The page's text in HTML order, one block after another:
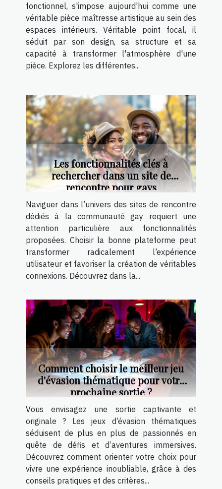
fonctionnel, s'impose aujourd'hui comme une
véritable pièce maîtresse artistique au sein des
espaces intérieurs. Véritable point focal, il
séduit par son design, sa structure et sa
capacité à transformer l'atmosphère d'une
pièce. Explorez les différentes...
Les fonctionnalités clés à
rechercher dans un site de
rencontre pour gays
Naviguer dans l’univers des sites de rencontre
dédiés à la communauté gay requiert une
attention particulière aux fonctionnalités
proposées. Choisir la bonne plateforme peut
transformer radicalement l’expérience
utilisateur et favoriser la création de véritables
connexions. Découvrez dans la...
Comment choisir le meilleur jeu
d'évasion thématique pour votre
prochaine sortie ?
Vous envisagez une sortie captivante et
originale ? Les jeux d’évasion thématiques
séduisent de plus en plus de passionnés en
quête de défis et d’aventures immersives.
Découvrez comment orienter votre choix pour
vivre une expérience inoubliable, grâce à des
conseils pratiques et des critères...